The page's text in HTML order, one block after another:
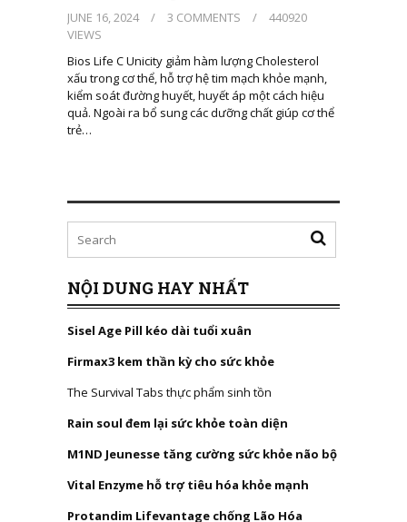
JUNE 16, 2024 / 3 COMMENTS /
440920
VIEWS
Bios Life C Unicity giảm hàm lượng Cholesterol
xấu trong cơ thể, hỗ trợ hệ tim mạch khỏe mạnh,
kiểm soát đường huyết, huyết áp một cách hiệu
quả. Ngoài ra bổ sung các dưỡng chất giúp cơ thể
trẻ…
NỘI DUNG HAY NHẤT
Sisel Age Pill kéo dài tuổi xuân
Firmax3 kem thần kỳ cho sức khỏe
The Survival Tabs thực phẩm sinh tồn
Rain soul đem lại sức khỏe toàn diện
M1ND Jeunesse tăng cường sức khỏe não bộ
Vital Enzyme hỗ trợ tiêu hóa khỏe mạnh
Protandim Lifevantage chống Lão Hóa